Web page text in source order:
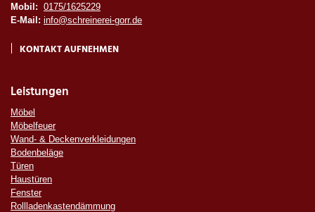
Mobil: 0175/1625229
E-Mail: info@schreinerei-gorr.de
KONTAKT AUFNEHMEN
Leistungen
Möbel
Möbelfeuer
Wand- & Deckenverkleidungen
Bodenbeläge
Türen
Haustüren
Fenster
Rollladenkastendämmung